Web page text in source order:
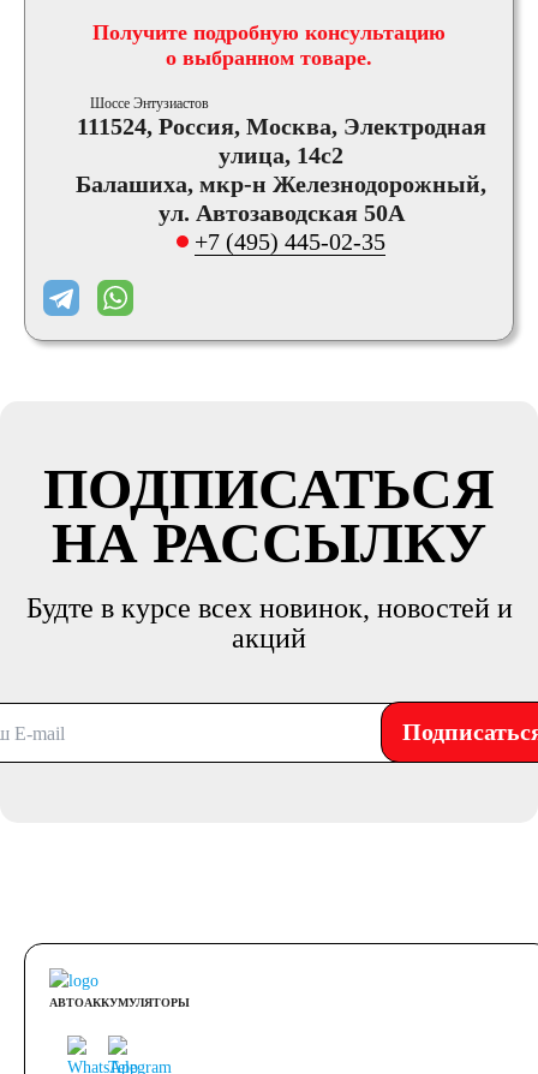
Получите подробную консультацию
о выбранном товаре.
Шоссе Энтузиастов
111524, Россия, Москва, Электродная
улица, 14с2
Балашиха, мкр-н Железнодорожный,
ул. Автозаводская 50А
+7 (495) 445-02-35
ПОДПИСАТЬСЯ
НА РАССЫЛКУ
Будте в курсе всех новинок, новостей и
акций
АВТОАККУМУЛЯТОРЫ